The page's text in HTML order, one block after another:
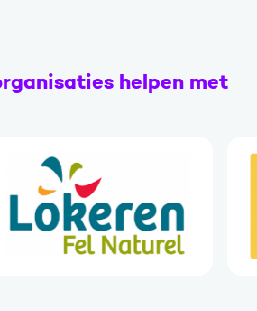
helpen met